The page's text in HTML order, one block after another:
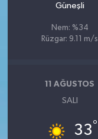
Güneşli
Nem: %34
Rüzgar: 9.11 m/s
11 AĞUSTOS
SALI
33°